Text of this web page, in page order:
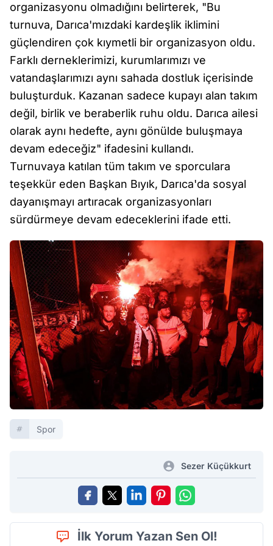
organizasyonu olmadığını belirterek, "Bu
turnuva, Darıca'mızdaki kardeşlik iklimini
güçlendiren çok kıymetli bir organizasyon oldu.
Farklı derneklerimizi, kurumlarımızı ve
vatandaşlarımızı aynı sahada dostluk içerisinde
buluşturduk. Kazanan sadece kupayı alan takım
değil, birlik ve beraberlik ruhu oldu. Darıca ailesi
olarak aynı hedefte, aynı gönülde buluşmaya
devam edeceğiz" ifadesini kullandı.
Turnuvaya katılan tüm takım ve sporculara
teşekkür eden Başkan Bıyık, Darıca'da sosyal
dayanışmayı artıracak organizasyonları
sürdürmeye devam edeceklerini ifade etti.
Spor
Sezer Küçükkurt
İlk Yorum Yazan Sen Ol!